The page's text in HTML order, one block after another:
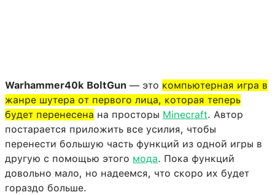
Warhammer40k BoltGun — это компьютерная игра в
жанре шутера от первого лица, которая теперь
будет перенесена на просторы Minecraft. Автор
постарается приложить все усилия, чтобы
перенести большую часть функций из одной игры в
другую с помощью этого мода. Пока функций
довольно мало, но надеемся, что скоро их будет
гораздо больше.